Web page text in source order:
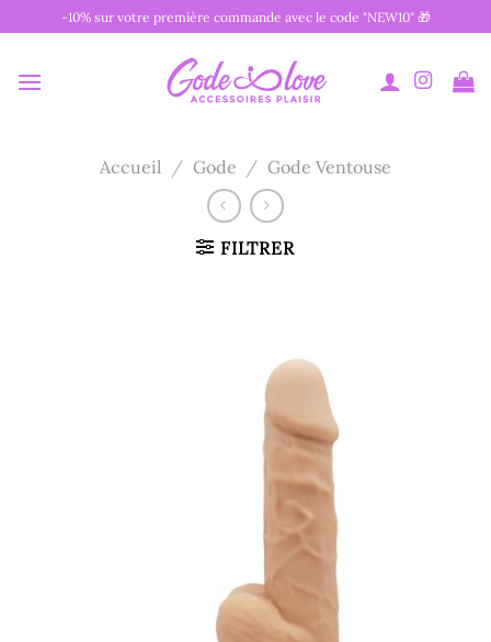
au
-10% sur votre première commande avec le code "NEW10" 🎁
Accueil / Gode / Gode Ventouse
FILTRER